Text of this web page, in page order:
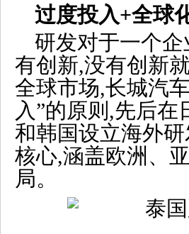
过度投入+全球
研发对于一个
有创新,没有创新
全球市场,长城汽
入”的原则,先后
和韩国设立海外
核心,涵盖欧洲、
局。